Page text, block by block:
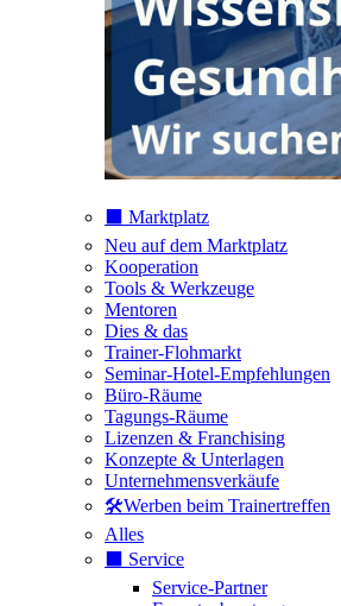
⬛️ Marktplatz
Neu auf dem Marktplatz
Kooperation
Tools & Werkzeuge
Mentoren
Dies & das
Trainer-Flohmarkt
Seminar-Hotel-Empfehlungen
Büro-Räume
Tagungs-Räume
Lizenzen & Franchising
Konzepte & Unterlagen
Unternehmensverkäufe
🛠️Werben beim Trainertreffen
Alles
⬛️ Service
Service-Partner